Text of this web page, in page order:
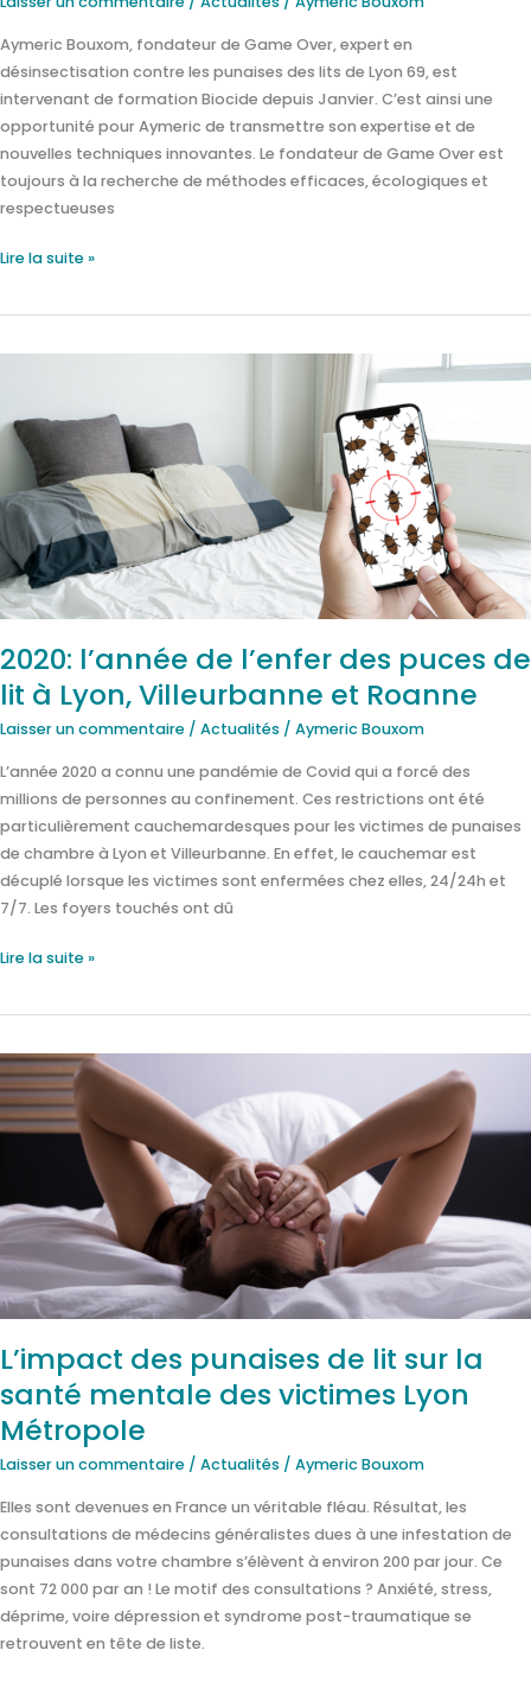
Aymeric Bouxom, fondateur de Game Over, expert en
désinsectisation contre les punaises des lits de Lyon 69, est
intervenant de formation Biocide depuis Janvier. C’est ainsi une
opportunité pour Aymeric de transmettre son expertise et de
nouvelles techniques innovantes. Le fondateur de Game Over est
toujours à la recherche de méthodes efficaces, écologiques et
respectueuses
Lire la suite »
2020: l’année de l’enfer des puces de
lit à Lyon, Villeurbanne et Roanne
Laisser un commentaire / Actualités / Aymeric Bouxom
L’année 2020 a connu une pandémie de Covid qui a forcé des
millions de personnes au confinement. Ces restrictions ont été
particulièrement cauchemardesques pour les victimes de punaises
de chambre à Lyon et Villeurbanne. En effet, le cauchemar est
décuplé lorsque les victimes sont enfermées chez elles, 24/24h et
7/7. Les foyers touchés ont dû
de
l’enfer
puces
lit
à
Lyon,
et
Roanne
Lire la suite »
L’impact des punaises de lit sur la
santé mentale des victimes Lyon
Métropole
Laisser un commentaire / Actualités / Aymeric Bouxom
Elles sont devenues en France un véritable fléau. Résultat, les
consultations de médecins généralistes dues à une infestation de
punaises dans votre chambre s’élèvent à environ 200 par jour. Ce
sont 72 000 par an ! Le motif des consultations ? Anxiété, stress,
déprime, voire dépression et syndrome post-traumatique se
retrouvent en tête de liste.
L’impact
des
punaises
sur
la
santé
mentale
des
Lyon
Métropole